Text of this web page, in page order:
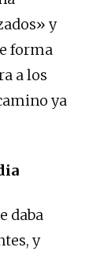
y
forma
a los
ya
daba
y